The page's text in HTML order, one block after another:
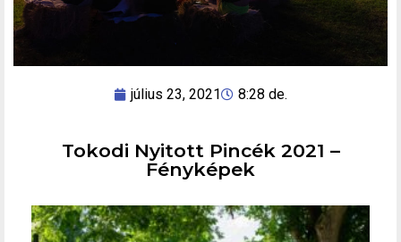
július 23, 2021 8:28 de.
Tokodi Nyitott Pincék 2021 –
Fényképek